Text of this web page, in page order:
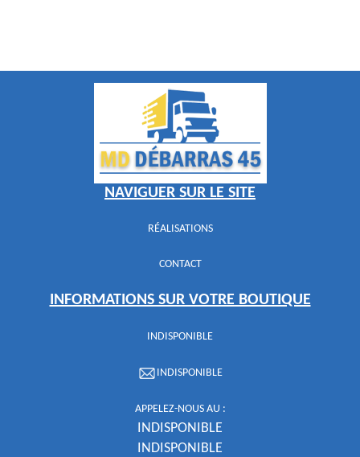
NAVIGUER SUR LE SITE
RÉALISATIONS
CONTACT
INFORMATIONS SUR VOTRE BOUTIQUE
INDISPONIBLE
INDISPONIBLE
APPELEZ-NOUS AU :
INDISPONIBLE
INDISPONIBLE